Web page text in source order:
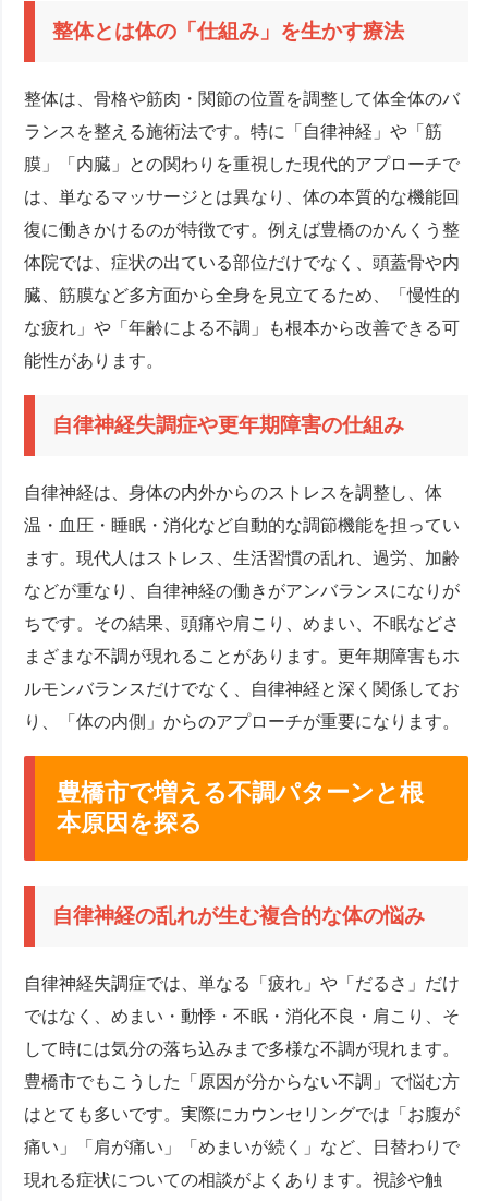
整体とは体の「仕組み」を生かす療法
整体は、骨格や筋肉・関節の位置を調整して体全体のバ
ランスを整える施術法です。特に「自律神経」や「筋
膜」「内臓」との関わりを重視した現代的アプローチで
は、単なるマッサージとは異なり、体の本質的な機能回
復に働きかけるのが特徴です。例えば豊橋のかんくう整
体院では、症状の出ている部位だけでなく、頭蓋骨や内
臓、筋膜など多方面から全身を見立てるため、「慢性的
な疲れ」や「年齢による不調」も根本から改善できる可
能性があります。
自律神経失調症や更年期障害の仕組み
自律神経は、身体の内外からのストレスを調整し、体
温・血圧・睡眠・消化など自動的な調節機能を担ってい
ます。現代人はストレス、生活習慣の乱れ、過労、加齢
などが重なり、自律神経の働きがアンバランスになりが
ちです。その結果、頭痛や肩こり、めまい、不眠などさ
まざまな不調が現れることがあります。更年期障害もホ
ルモンバランスだけでなく、自律神経と深く関係してお
り、「体の内側」からのアプローチが重要になります。
豊橋市で増える不調パターンと根
本原因を探る
自律神経の乱れが生む複合的な体の悩み
自律神経失調症では、単なる「疲れ」や「だるさ」だけ
ではなく、めまい・動悸・不眠・消化不良・肩こり、そ
して時には気分の落ち込みまで多様な不調が現れます。
豊橋市でもこうした「原因が分からない不調」で悩む方
はとても多いです。実際にカウンセリングでは「お腹が
痛い」「肩が痛い」「めまいが続く」など、日替わりで
現れる症状についての相談がよくあります。視診や触